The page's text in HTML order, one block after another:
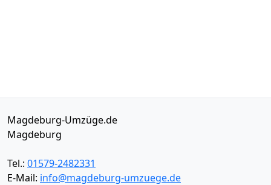
Magdeburg-Umzüge.de
Magdeburg
Tel.: 01579-2482331
E-Mail: info@magdeburg-umzuege.de